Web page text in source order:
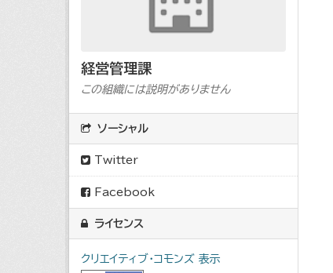
経営管理課
この組織には説明がありません
ソーシャル
Twitter
Facebook
ライセンス
クリエイティブ・コモンズ 表示